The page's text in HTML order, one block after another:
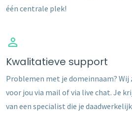
één centrale plek!
Kwalitatieve support
Problemen met je domeinnaam? Wij
voor jou via mail of via live chat. Je
van een specialist die je